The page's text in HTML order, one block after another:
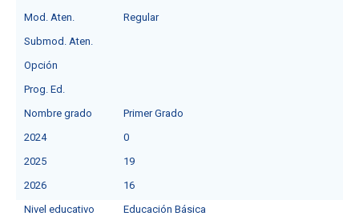
Mod. Aten.
Regular
Submod. Aten.
Opción
Prog. Ed.
Nombre grado
Primer Grado
2024
0
2025
19
2026
16
Nivel educativo
Educación Básica